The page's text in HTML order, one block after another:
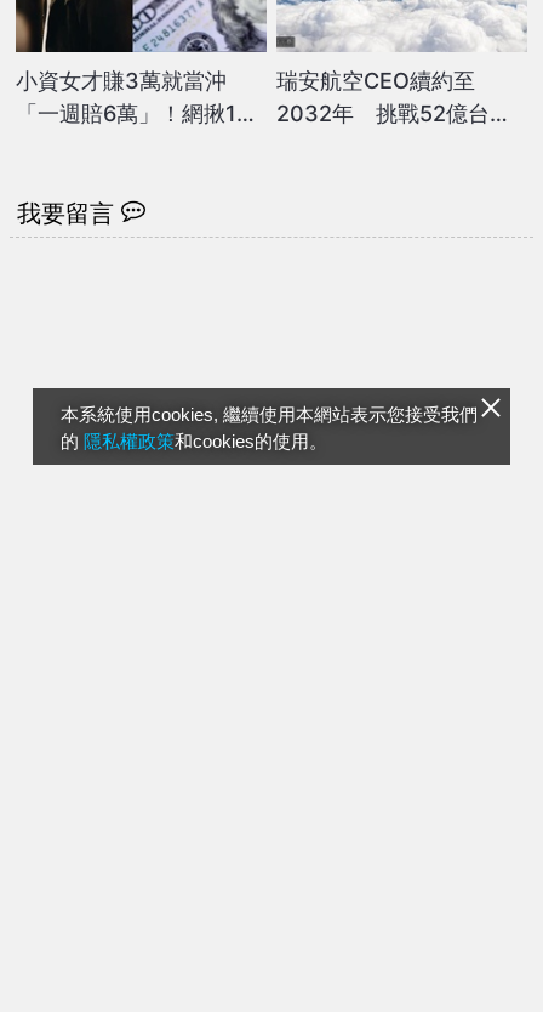
本系統使用cookies, 繼續使用本網站表示您接受我們
的 隱私權政策和cookies的使用。
小資女才賺3萬就當沖
「一週賠6萬」！網揪1缺
瑞安航空CEO續約至
2032年 挑戰52億台幣
我要留言